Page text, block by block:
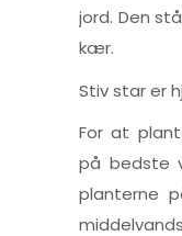
jord. Den
kær.
Stiv star er
For at
på bedste
planterne